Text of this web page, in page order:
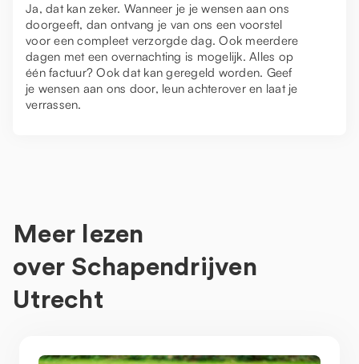
Ja, dat kan zeker. Wanneer je je wensen aan ons
doorgeeft, dan ontvang je van ons een voorstel
voor een compleet verzorgde dag. Ook meerdere
dagen met een overnachting is mogelijk. Alles op
één factuur? Ook dat kan geregeld worden. Geef
je wensen aan ons door, leun achterover en laat je
verrassen.
Meer lezen
over Schapendrijven
Utrecht